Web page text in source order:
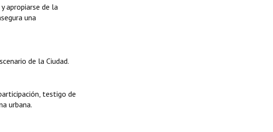
apropiarse de la
una
de la Ciudad.
testigo de
urbana.